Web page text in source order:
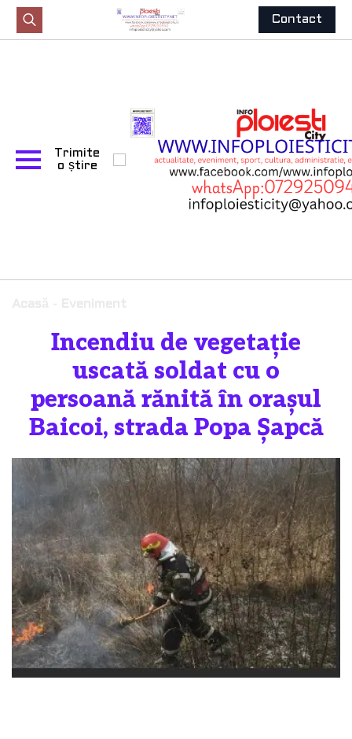
Search
Contact
Trimite
o știre
-
Incendiu de vegetație
uscată soldat cu o
persoană rănită în orașul
Baicoi, strada Popa Șapcă